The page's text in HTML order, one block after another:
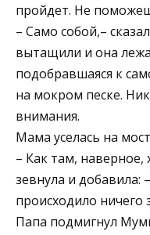
пройдет. Не
– Само собой,–
вытащили и она
подобравшаяся к
на мокром песке.
внимания.
Мама уселась на
– Как там, наверное,
зевнула и добавила:
происходило ничего
Папа подмигнул